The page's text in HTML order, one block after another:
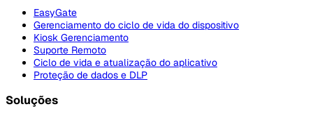
EasyGate
Gerenciamento do ciclo de vida do dispositivo
Kiosk Gerenciamento
Suporte Remoto
Ciclo de vida e atualização do aplicativo
Proteção de dados e DLP
Soluções